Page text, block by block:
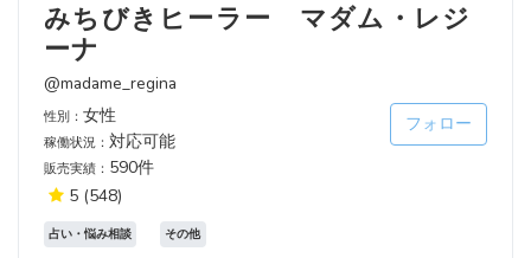
みちびきヒーラー マダム・レジ
ーナ
@madame_regina
性別： 女性
稼働状況： 対応可能
販売実績： 590件
5 (548)
フォロー
占い・悩み相談 その他